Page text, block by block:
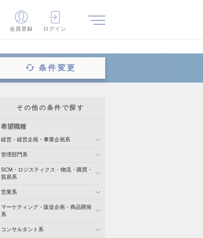
会員登録 ログイン
条件変更
その他の条件で探す
希望職種
経営・経営企画・事業企画系
管理部門系
SCM・ロジスティクス・物流・購買・
貿易系
営業系
マーケティング・販促企画・商品開発
系
コンサルタント系